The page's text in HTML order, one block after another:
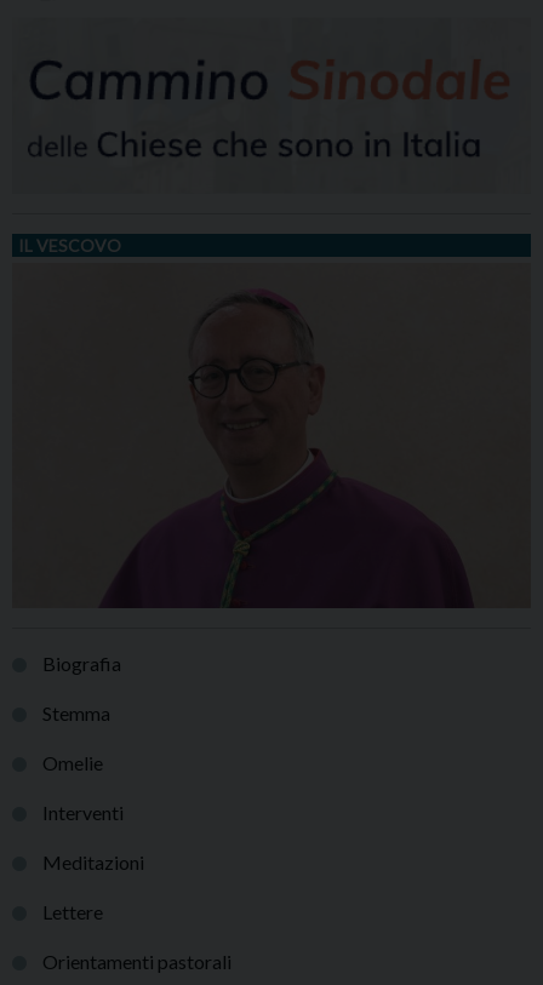
IL VESCOVO
Biografia
Stemma
Omelie
Interventi
Meditazioni
Lettere
Orientamenti pastorali